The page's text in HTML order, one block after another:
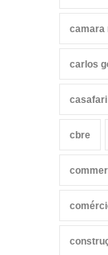
camara
carlos
casafari
cbre